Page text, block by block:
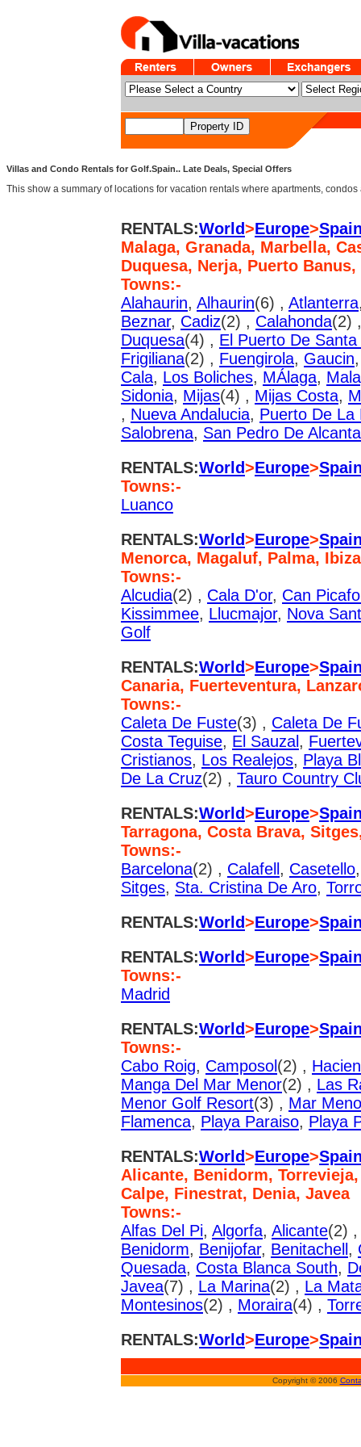
Villas and Condo Rentals for Golf.Spain.. Late Deals, Special Offers
This show a summary of locations for vacation rentals where apartments,
RENTALS:World>Europe>
Malaga, Granada, Marbella,
Duquesa, Nerja, Puerto
Towns:-
Alahaurin, Alhaurin(6) , Atlanterra
Beznar, Cadiz(2) , Calahonda(2)
Duquesa(4) , El Puerto De
Frigiliana(2) , Fuengirola, Gaucin
Cala, Los Boliches, MÁlaga,
Sidonia, Mijas(4) , Mijas Costa,
, Nueva Andalucia, Puerto De La
Salobrena, San Pedro De
RENTALS:World>Europe>
Towns:-
Luanco
RENTALS:World>Europe>
Menorca, Magaluf, Palma, Ibiza
Towns:-
Alcudia(2) , Cala D'or, Can
Kissimmee, Llucmajor, Nova
Golf
RENTALS:World>Europe>
Canaria, Fuerteventura,
Towns:-
Caleta De Fuste(3) , Caleta De
Costa Teguise, El Sauzal ,
Cristianos, Los Realejos, Playa
De La Cruz(2) , Tauro Country
RENTALS:World>Europe>
Tarragona, Costa Brava,
Towns:-
Barcelona(2) , Calafell , Casetello
Sitges, Sta. Cristina De Aro,
RENTALS:World>Europe>
RENTALS:World>Europe>
Towns:-
Madrid
RENTALS:World>Europe>
Towns:-
Cabo Roig, Camposol (2) ,
Manga Del Mar Menor(2) , Las
Menor Golf Resort(3) , Mar
Flamenca, Playa Paraiso, Playa
RENTALS:World>Europe>
Alicante, Benidorm,
Calpe, Finestrat, Denia, Javea
Towns:-
Alfas Del Pi, Algorfa, Alicante(2) ,
Benidorm, Benijofar, Benitachell ,
Quesada, Costa Blanca South,
Javea(7) , La Marina(2) , La
Montesinos(2) , Moraira(4) ,
RENTALS:World>Europe>
Copyright © 2006